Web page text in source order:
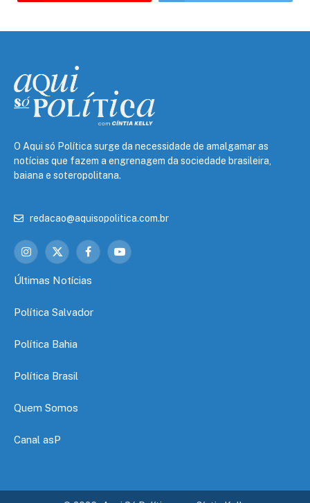
O Aqui só Política surge da necessidade de amalgamar as
notícias que fazem a engrenagem da sociedade brasileira,
baiana e soteropolitana.
redacao@aquisopolitica.com.br
Instagram
X
FacebookYouTube
Últimas Notícias
Política Salvador
Política Bahia
Política Brasil
Quem Somos
Canal asP